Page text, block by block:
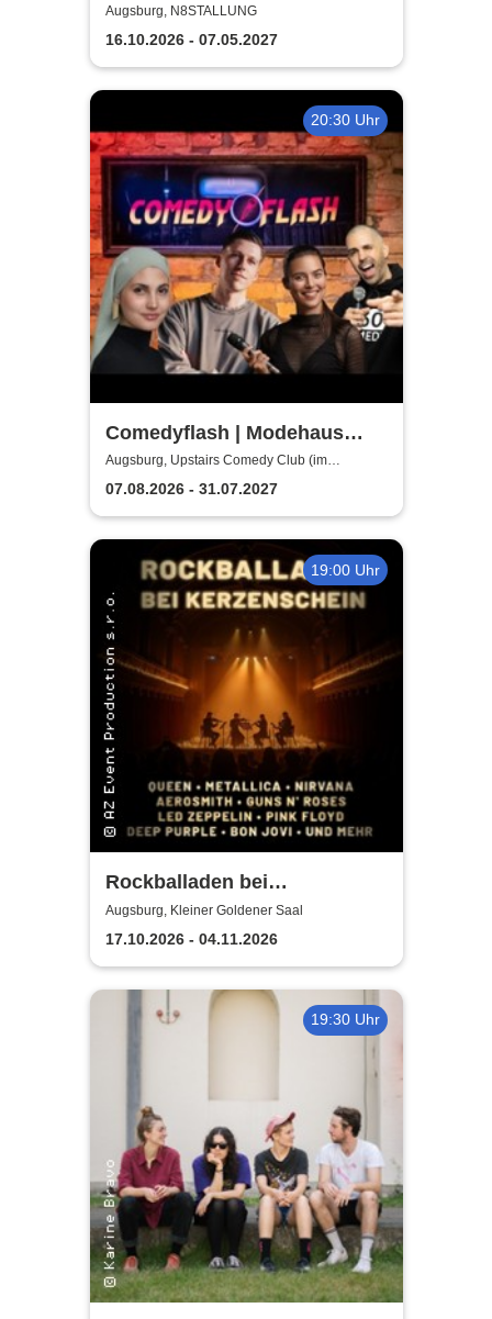
im Gemeinderat
Augsburg, N8STALLUNG
16.10.2026 - 07.05.2027
20:30 Uhr
Comedyflash | Modehaus
JUNG
Augsburg, Upstairs Comedy Club (im
Modehaus JUNG - 4.Etage/Penthouse)
07.08.2026 - 31.07.2027
19:00 Uhr
Rockballaden bei
Kerzenschein
Augsburg, Kleiner Goldener Saal
17.10.2026 - 04.11.2026
19:30 Uhr